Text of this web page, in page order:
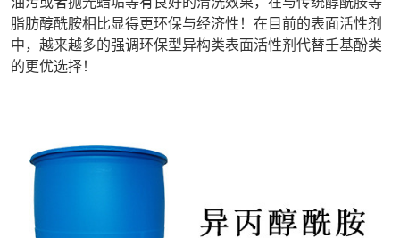
脂肪醇酰胺相比显得更环保与经济性！在目前的表面活性剂
中，越来越多的强调环保型异构类表面活性剂代替壬基酚类
的更优选择！